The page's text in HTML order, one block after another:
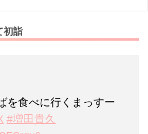
初詣
を食べに行くまっすー
#増田貴久